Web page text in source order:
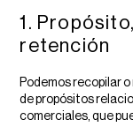
1.
retención
Podemos recopilar
de propósitos
comerciales, que